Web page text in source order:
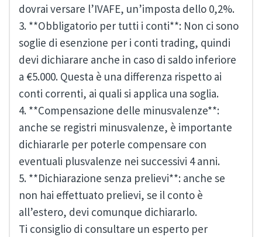
dovrai versare l’IVAFE, un’imposta dello 0,2%.
3. **Obbligatorio per tutti i conti**: Non ci sono
soglie di esenzione per i conti trading, quindi
devi dichiarare anche in caso di saldo inferiore
a €5.000. Questa è una differenza rispetto ai
conti correnti, ai quali si applica una soglia.
4. **Compensazione delle minusvalenze**:
anche se registri minusvalenze, è importante
dichiararle per poterle compensare con
eventuali plusvalenze nei successivi 4 anni.
5. **Dichiarazione senza prelievi**: anche se
non hai effettuato prelievi, se il conto è
all’estero, devi comunque dichiararlo.
Ti consiglio di consultare un esperto per